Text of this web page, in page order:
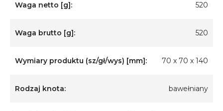
Waga netto [g]: 520
Waga brutto [g]: 520
Wymiary produktu (sz/gł/wys) [mm]: 70 x 70 x 140
Rodzaj knota: bawełniany